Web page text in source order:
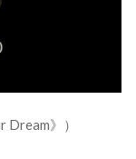
Dream》）